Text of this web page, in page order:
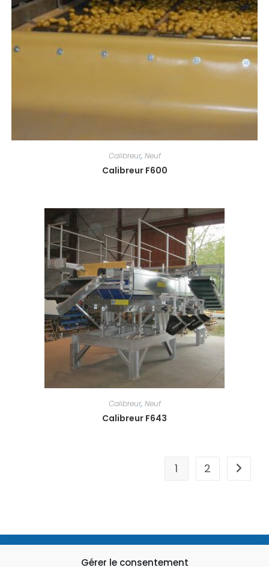
Gérer le consentement
Calibreur, Neuf
Calibreur F600
Calibreur, Neuf
Calibreur F643
1 2